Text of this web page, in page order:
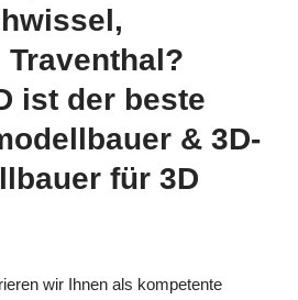
ist der beste
& 3D-
für 3D
wir Ihnen als kompetente